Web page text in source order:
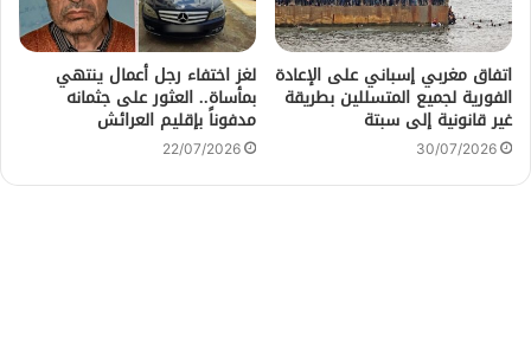
اتفاق مغربي إسباني على الإعادة
الفورية لجميع المتسللين بطريقة
غير قانونية إلى سبتة
30/07/2026
لغز اختفاء رجل أعمال ينتهي
بمأساة.. العثور على جثمانه
مدفوناً بإقليم العرائش
22/07/2026